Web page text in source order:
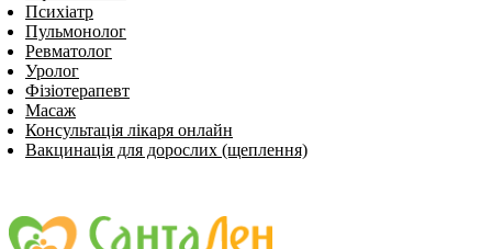
Психіатр
Пульмонолог
Ревматолог
Уролог
Фізіотерапевт
Масаж
Консультація лікаря онлайн
Вакцинація для дорослих (щеплення)